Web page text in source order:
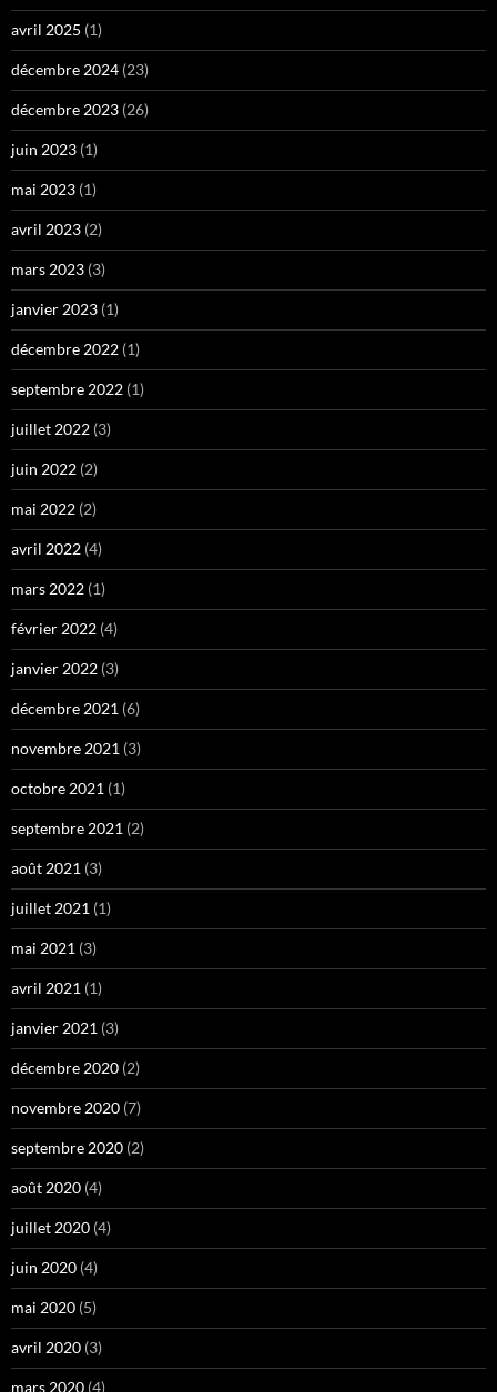
avril 2025 (1)
décembre 2024 (23)
décembre 2023 (26)
juin 2023 (1)
mai 2023 (1)
avril 2023 (2)
mars 2023 (3)
janvier 2023 (1)
décembre 2022 (1)
septembre 2022 (1)
juillet 2022 (3)
juin 2022 (2)
mai 2022 (2)
avril 2022 (4)
mars 2022 (1)
février 2022 (4)
janvier 2022 (3)
décembre 2021 (6)
novembre 2021 (3)
octobre 2021 (1)
septembre 2021 (2)
août 2021 (3)
juillet 2021 (1)
mai 2021 (3)
avril 2021 (1)
janvier 2021 (3)
décembre 2020 (2)
novembre 2020 (7)
septembre 2020 (2)
août 2020 (4)
juillet 2020 (4)
juin 2020 (4)
mai 2020 (5)
avril 2020 (3)
mars 2020 (4)